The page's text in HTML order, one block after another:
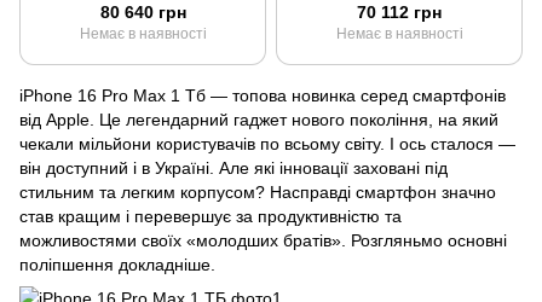
80 640 грн
Немає в наявності
70 112 грн
Немає в наявності
iPhone 16 Pro Max 1 Тб — топова новинка серед смартфонів
від Apple. Це легендарний гаджет нового покоління, на який
чекали мільйони користувачів по всьому світу. І ось сталося —
він доступний і в Україні. Але які інновації заховані під
стильним та легким корпусом? Насправді смартфон значно
став кращим і перевершує за продуктивністю та
можливостями своїх «молодших братів». Розгляньмо основні
поліпшення докладніше.